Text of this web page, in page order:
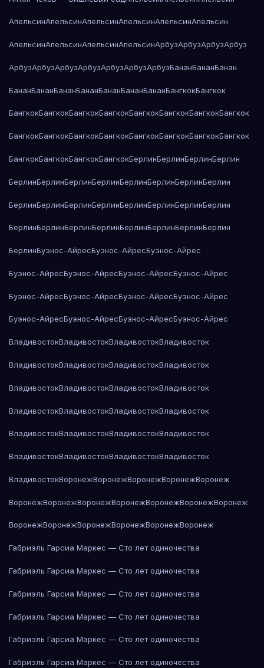
АпельсинАпельсинАпельсинАпельсинАпельсинАпельсин
АпельсинАпельсинАпельсинАпельсинАрбузАрбузАрбузАрбуз
АрбузАрбузАрбузАрбузАрбузАрбузАрбузБананБананБанан
БананБананБананБананБананБананБананБангкокБангкок
БангкокБангкокБангкокБангкокБангкокБангкокБангкокБангкок
БангкокБангкокБангкокБангкокБангкокБангкокБангкокБангкок
БангкокБангкокБангкокБангкокБерлинБерлинБерлинБерлин
БерлинБерлинБерлинБерлинБерлинБерлинБерлинБерлин
БерлинБерлинБерлинБерлинБерлинБерлинБерлинБерлин
БерлинБерлинБерлинБерлинБерлинБерлинБерлинБерлин
БерлинБуэнос-АйресБуэнос-АйресБуэнос-Айрес
Буэнос-АйресБуэнос-АйресБуэнос-АйресБуэнос-Айрес
Буэнос-АйресБуэнос-АйресБуэнос-АйресБуэнос-Айрес
Буэнос-АйресБуэнос-АйресБуэнос-АйресБуэнос-Айрес
ВладивостокВладивостокВладивостокВладивосток
ВладивостокВладивостокВладивостокВладивосток
ВладивостокВладивостокВладивостокВладивосток
ВладивостокВладивостокВладивостокВладивосток
ВладивостокВладивостокВладивостокВладивосток
ВладивостокВладивостокВладивостокВладивосток
ВладивостокВоронежВоронежВоронежВоронежВоронеж
ВоронежВоронежВоронежВоронежВоронежВоронежВоронеж
ВоронежВоронежВоронежВоронежВоронежВоронеж
Габриэль Гарсиа Маркес — Сто лет одиночества
Габриэль Гарсиа Маркес — Сто лет одиночества
Габриэль Гарсиа Маркес — Сто лет одиночества
Габриэль Гарсиа Маркес — Сто лет одиночества
Габриэль Гарсиа Маркес — Сто лет одиночества
Габриэль Гарсиа Маркес — Сто лет одиночества